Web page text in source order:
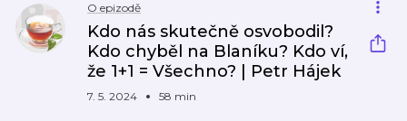
O epizodě
Kdo nás skutečně osvobodil?
Kdo chyběl na Blaníku? Kdo ví,
že 1+1 = Všechno? | Petr Hájek
7. 5. 2024 58 min